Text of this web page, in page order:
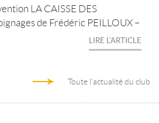
LA CAISSE DES
de Frédéric PEILLOUX –
LIRE L'ARTICLE
Toute l'actualité du club